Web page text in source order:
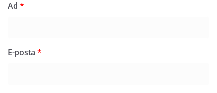
Ad *
E-posta *